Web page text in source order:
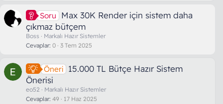
Soru
Max 30K Render için sistem daha
çıkmaz bütçem
Boss
Markalı Hazır Sistemler
Cevaplar 0 3 Tem 2025
Öneri 15.000 TL Bütçe Hazır Sistem
Önerisi
eo52
Markalı Hazır Sistemler
Cevaplar 49 17 Haz 2025